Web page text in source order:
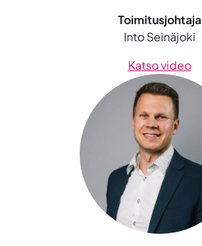
Toimitusjohtaja
Into Seinäjoki
Katso video